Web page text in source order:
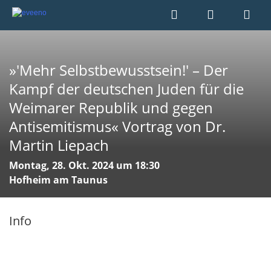
»'Mehr Selbstbewusstsein!' – Der
Kampf der deutschen Juden für die
Weimarer Republik und gegen
Antisemitismus« Vortrag von Dr.
Martin Liepach
Montag, 28. Okt. 2024 um 18:30
Hofheim am Taunus
Info